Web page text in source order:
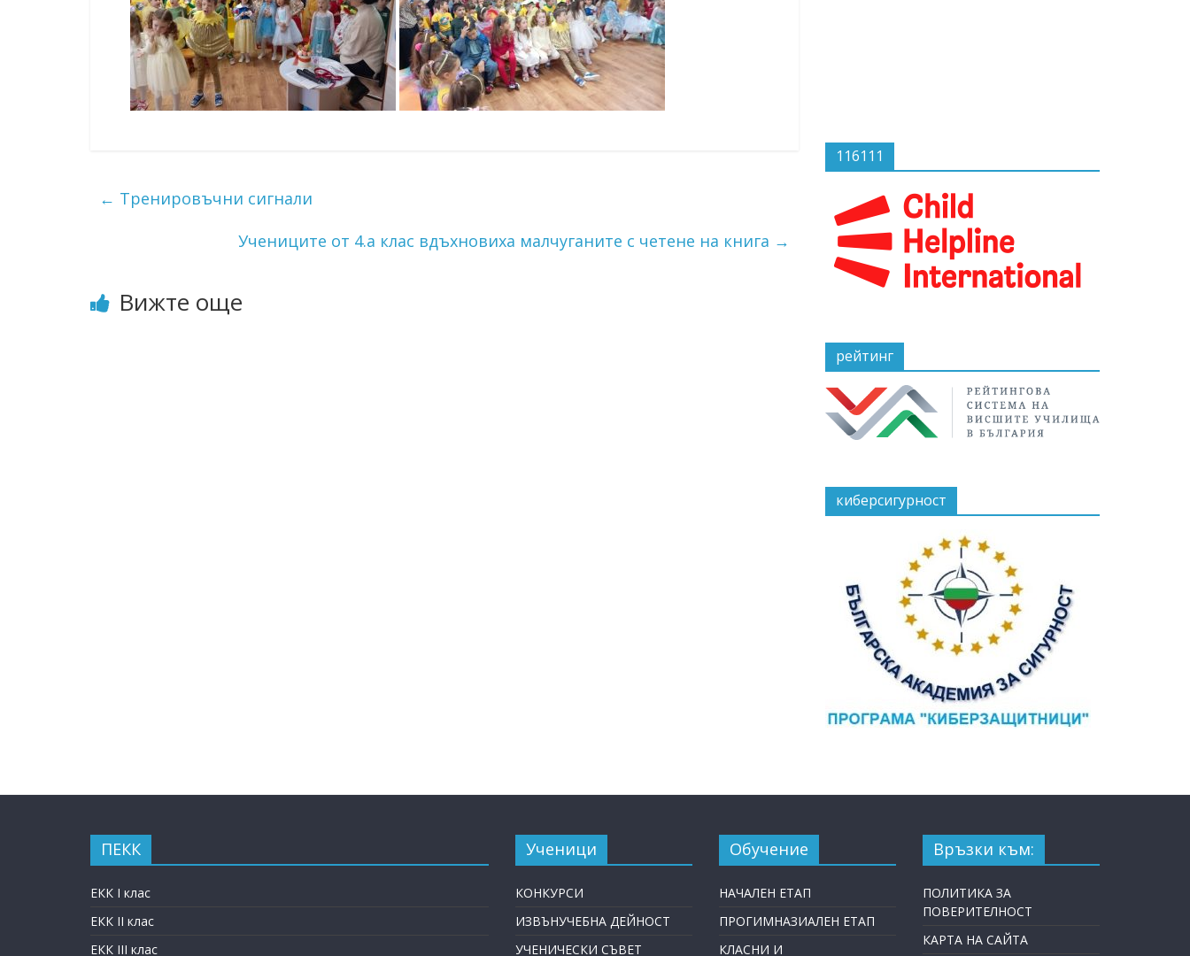
← Тренировъчни сигнали
Учениците от 4.а клас вдъхновиха малчуганите с четене на книга →
Вижте още
116111
рейтинг
киберсигурност
ПЕКК
ЕКК I клас
ЕКК II клас
ЕКК III клас
Ученици
КОНКУРСИ
ИЗВЪНУЧЕБНА ДЕЙНОСТ
УЧЕНИЧЕСКИ СЪВЕТ
Обучение
НАЧАЛЕН ЕТАП
ПРОГИМНАЗИАЛЕН ЕТАП
КЛАСНИ И
Връзки към:
ПОЛИТИКА ЗА
ПОВЕРИТЕЛНОСТ
КАРТА НА САЙТА